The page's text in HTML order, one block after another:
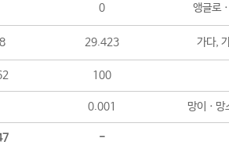
0 앵글로
29.423 가다,
100
0.001 망이ㆍ
-